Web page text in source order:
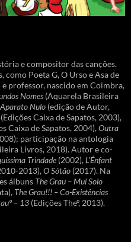
e compositor das canções.
Poeta G, O Urso e Asa de
professor, nascido em Coimbra,
Nomes (Aquarela Brasileira
Aparato Nulo (edição de Autor,
Caixa de Sapatos, 2003),
Caixa de Sapatos, 2004),Outra
participação na antologia
Livros, 2018). Autor e co-
Trindade (2002),L’Énfant
2013),O Sótão (2017). Na
álbuns The Grau – Mui Solo
The Grau!!! – Co-Existências
– 13 (Edições Theº, 2013).